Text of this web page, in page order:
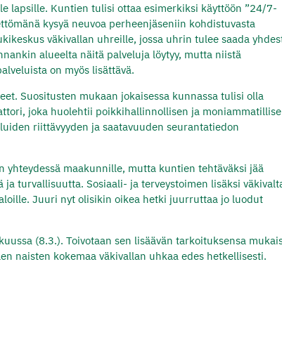
lapsille. Kuntien tulisi ottaa esimerkiksi käyttöön ”24/7-
kysyä neuvoa perheenjäseniin kohdistuvasta
väkivallan uhreille, jossa uhrin tulee saada
alueelta näitä palveluja löytyy, mutta niistä
on myös lisättävä.
Suositusten mukaan jokaisessa kunnassa tulisi olla
joka huolehtii poikkihallinnollisen ja
riittävyyden ja saatavuuden seurantatiedon
maakunnille, mutta kuntien tehtäväksi jää
turvallisuutta. Sosiaali- ja terveystoimen lisäksi
Juuri nyt olisikin oikea hetki juurruttaa jo luodut
(8.3.). Toivotaan sen lisäävän tarkoituksensa
naisten kokemaa väkivallan uhkaa edes hetkellisesti.